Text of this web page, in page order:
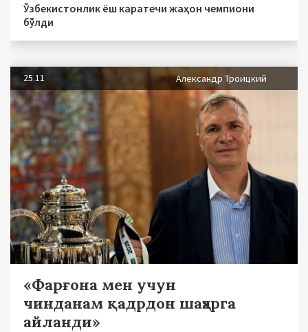
Ўзбекистонлик ёш каратечи жаҳон чемпиони
бўлди
25.11 Александр Троицкий
«Фарғона мен учун
чинданам қадрдон шаҳарга
айланди»